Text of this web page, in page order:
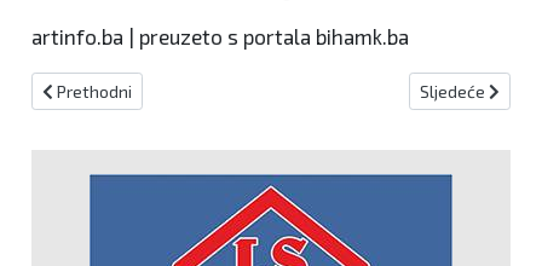
artinfo.ba | preuzeto s portala bihamk.ba
Prethodni članak: Na ULTRA Europe festivalu 119 uhićenih
Prethodni Sljedeći
Sljedeće